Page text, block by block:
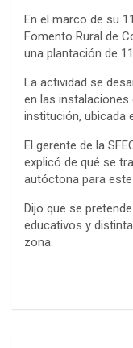
En el marco de su
Fomento Rural de
una plantación de
La actividad se
en las instalaciones
institución, ubicada
El gerente de la
explicó de qué se
autóctona para
Dijo que se
educativos y
zona.